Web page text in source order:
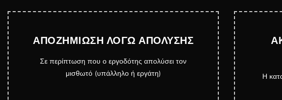
ΑΠΟΖΗΜΙΩΣΗ ΛΟΓΩ ΑΠΟΛΥΣΗΣ
Σε περίπτωση που ο εργοδότης απολύσει τον
μισθωτό (υπάλληλο ή εργάτη)
Η